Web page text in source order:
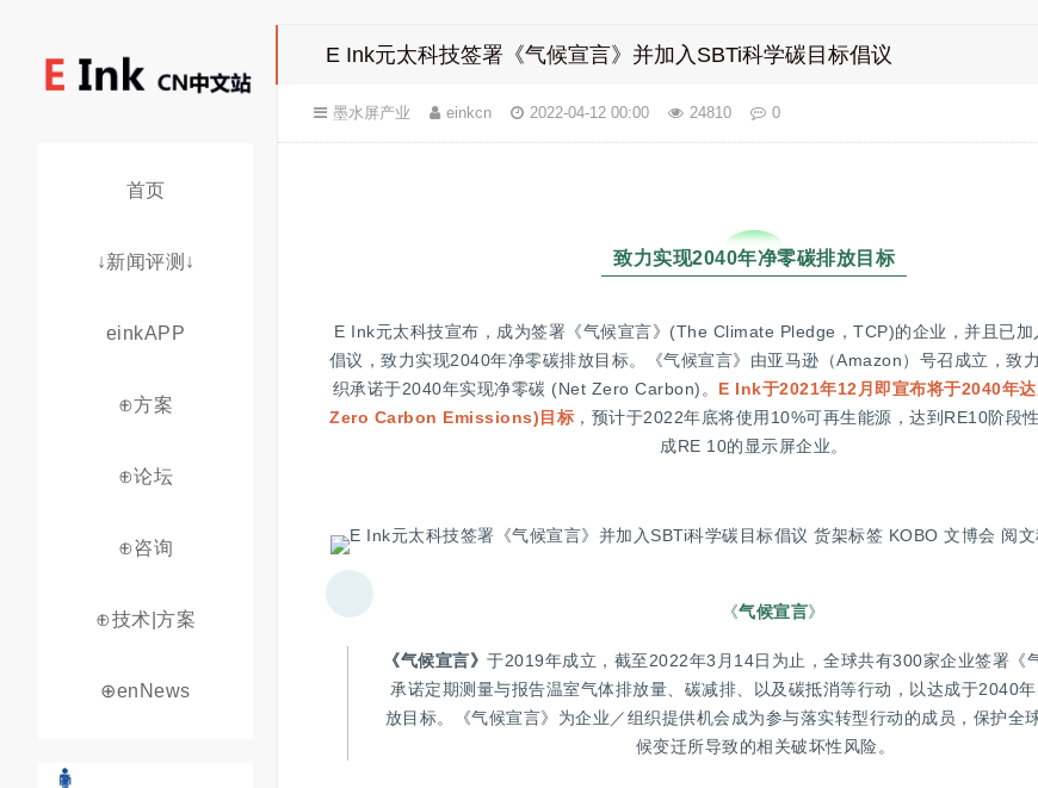
首页
↓新闻评测↓
einkAPP
⊕方案
⊕论坛
⊕咨询
⊕技术|方案
⊕enNews
E Ink元太科技签署《气候宣言》并加入SBTi科学碳目标倡议
墨水屏产业 einkcn 2022-04-12 00:00 24810 0
致力实现2040年净零碳排放目标
E Ink元太科技宣布， 成为签署《气候宣言》(The Climate Pledge，TCP)的企业，并且已加
倡议，致力实现2040年净零碳排放目标。《气候宣言》由亚马逊（Amazon）号召成立，致
织承诺于2040年实现净零碳 (Net Zero Carbon)。 E Ink于2021年12月即宣布将于2040年
Zero Carbon Emissions)目标 ，预计于2022年底将使用10%可再生能源，达到RE10阶段
成RE 10的显示屏企业。
《气候宣言》
《气候宣言》 于2019年成立，截至2022年3月14日为止，全球共有300家企业签署《
承诺定期测量与报告温室气体排放量、碳减排、以及碳抵消等行动，以达成于2040
放目标。《气候宣言》为企业／组织提供机会成为参与落实转型行动的成员，保护全
候变迁所导致的相关破坏性风险。